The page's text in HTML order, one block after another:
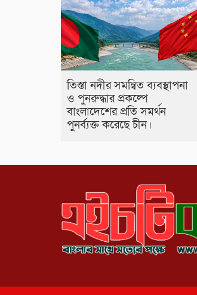
তিস্তা নদীর সমন্বিত ব্যবস্থাপনা
ও পুনরুদ্ধার প্রকল্পে
বাংলাদেশের প্রতি সমর্থন
পুনর্ব্যক্ত করেছে চীন।